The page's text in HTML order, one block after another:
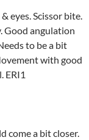
eyes. Scissor bite.
Good angulation
to be a bit
with good
ERI1
come a bit closer.